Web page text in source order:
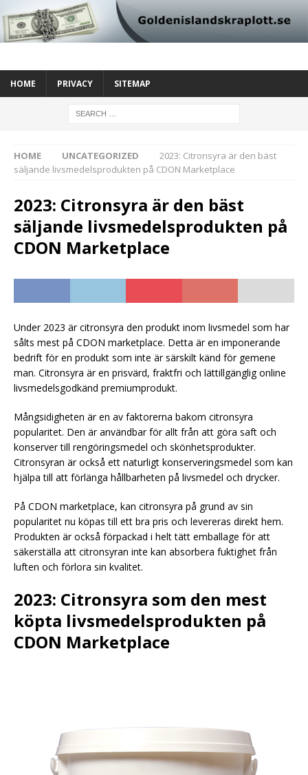
HOME PRIVACY SITEMAP
HOME UNCATEGORIZED
2023: Citronsyra är den bäst
säljande livsmedelsprodukten på CDON Marketplace
2023: Citronsyra är den bäst
säljande livsmedelsprodukten på
CDON Marketplace
Under 2023 är citronsyra den produkt inom livsmedel som har
sålts mest på CDON marketplace. Detta är en imponerande
bedrift för en produkt som inte är särskilt känd för gemene
man. Citronsyra är en prisvärd, fraktfri och lättillgänglig online
livsmedelsgodkänd premiumprodukt.
Mångsidigheten är en av faktorerna bakom citronsyra
popularitet. Den är användbar för allt från att göra saft och
konserver till rengöringsmedel och skönhetsprodukter.
Citronsyran är också ett naturligt konserveringsmedel som kan
hjälpa till att förlänga hållbarheten på livsmedel och drycker.
På CDON marketplace, kan citronsyra på grund av sin
popularitet nu köpas till ett bra pris och levereras direkt hem.
Produkten är också förpackad i helt tätt emballage för att
säkerställa att citronsyran inte kan absorbera fuktighet från
luften och förlora sin kvalitet.
2023: Citronsyra som den mest
köpta livsmedelsprodukten på
CDON Marketplace